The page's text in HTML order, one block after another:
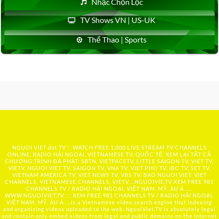
Nhạc Chọn Lọc
TV Shows VN | US-UK
Thể Thao | Sports
NGUOI VIET dot TV :: WATCH FREE 1,000 LIVE STREAM TV CHANNELS
ONLINE, RADIO HẢI NGOẠI, VIETNAMESE TV, QUỐC TẾ, XEM LẠI TẤT CẢ
CHƯƠNG TRÌNH ĐÃ PHÁT: SBTN, VIETFACETV, LITTLE SAIGON TV, VIET TV,
VIETV, NGUOI VIET TV, SAIGON TV, VNA TV, VIET PHO TV, IBC TV, SET TV,
VIETNAM AMERICA TV, VIET NEWS TV, VBS TV, BAO NGUOI VIET, VIET
CHANNELS, VIETNAMESE CHANNELS, VIETV,... NGUOIVIE.TV XEM FREE 981
CHANNELS TV / RADIO HẢI NGOẠI, VIỆT NAM, MỸ, ÂU Á …..
WWW.NGUOIVIET.TV ::: XEM FREE 981 CHANNELS TV / RADIO HẢI NGOẠI,
VIỆT NAM, MỸ, ÂU Á ….is a Vietnamese video search engine that indexing
and organizing videos uploaded to the web. NguoiViet.TV is absolutely legal
and contain only embed videos from legal and public domains on the Internet